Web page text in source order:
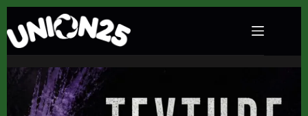
Concierto de Texture en La Cochera Cabaret
(Málaga) · 5 de junio, 2026